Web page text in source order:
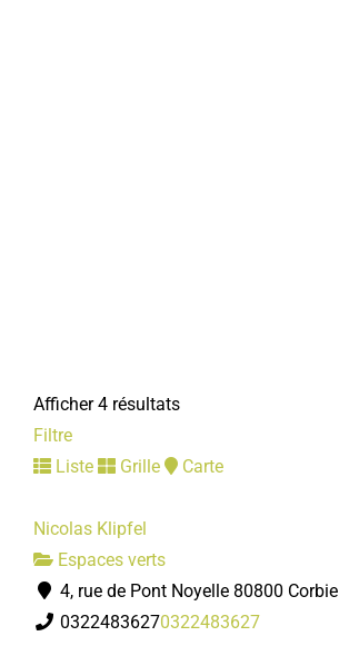
Afficher 4 résultats
Filtre
Liste
Grille Carte
Nicolas Klipfel
Espaces verts
4, rue de Pont Noyelle 80800 Corbie
03224836270322483627